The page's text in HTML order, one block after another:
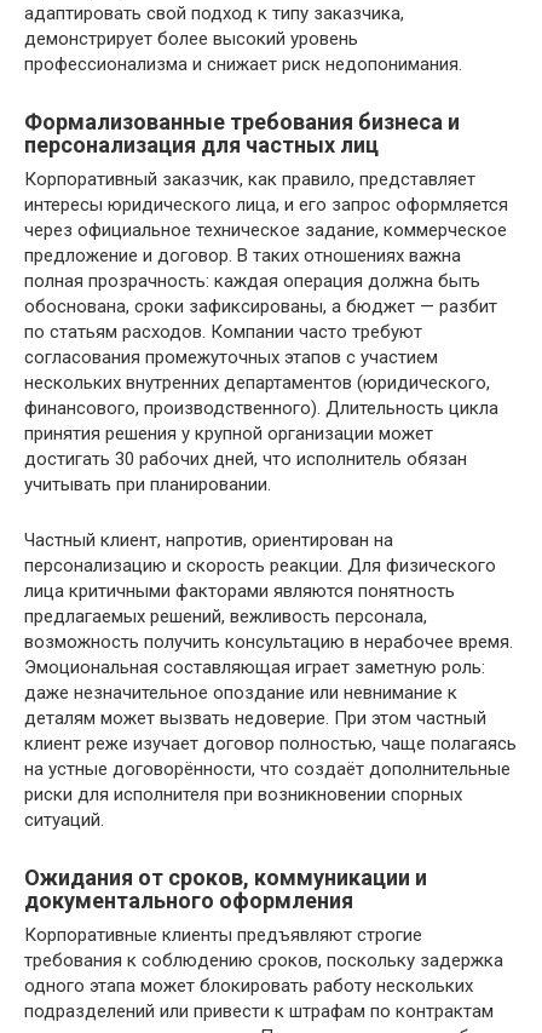
адаптировать свой подход к типу заказчика,
демонстрирует более высокий уровень
профессионализма и снижает риск недопонимания.
Формализованные требования бизнеса и
персонализация для частных лиц
Корпоративный заказчик, как правило, представляет
интересы юридического лица, и его запрос оформляется
через официальное техническое задание, коммерческое
предложение и договор. В таких отношениях важна
полная прозрачность: каждая операция должна быть
обоснована, сроки зафиксированы, а бюджет — разбит
по статьям расходов. Компании часто требуют
согласования промежуточных этапов с участием
нескольких внутренних департаментов (юридического,
финансового, производственного). Длительность цикла
принятия решения у крупной организации может
достигать 30 рабочих дней, что исполнитель обязан
учитывать при планировании.
Частный клиент, напротив, ориентирован на
персонализацию и скорость реакции. Для физического
лица критичными факторами являются понятность
предлагаемых решений, вежливость персонала,
возможность получить консультацию в нерабочее время.
Эмоциональная составляющая играет заметную роль:
даже незначительное опоздание или невнимание к
деталям может вызвать недоверие. При этом частный
клиент реже изучает договор полностью, чаще полагаясь
на устные договорённости, что создаёт дополнительные
риски для исполнителя при возникновении спорных
ситуаций.
Ожидания от сроков, коммуникации и
документального оформления
Корпоративные клиенты предъявляют строгие
требования к соблюдению сроков, поскольку задержка
одного этапа может блокировать работу нескольких
подразделений или привести к штрафам по контрактам